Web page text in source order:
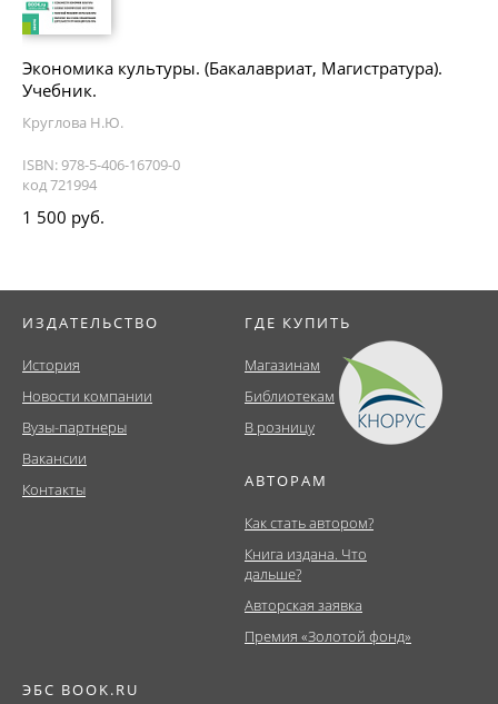
Экономика культуры. (Бакалавриат, Магистратура).
Учебник.
Круглова Н.Ю.
ISBN: 978-5-406-16709-0
код 721994
1 500 руб.
ИЗДАТЕЛЬСТВО
История
Новости компании
Вузы-партнеры
Вакансии
Контакты
ГДЕ КУПИТЬ
Магазинам
Библиотекам
В розницу
АВТОРАМ
Как стать автором?
Книга издана. Что
дальше?
Авторская заявка
Премия «Золотой фонд»
ЭБС BOOK.RU